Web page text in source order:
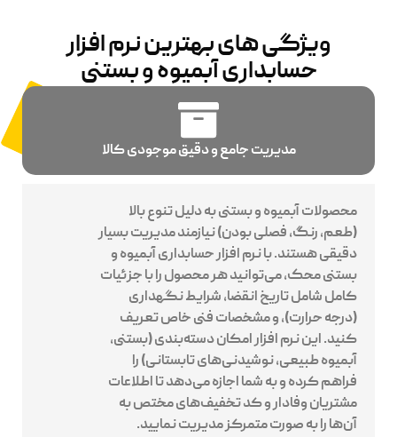
ویژگی های بهترین نرم افزار
حسابداری آبمیوه و بستنی
مدیریت جامع و دقیق موجودی کالا
محصولات آبمیوه و بستنی به دلیل تنوع بالا
(طعم، رنگ، فصلی بودن) نیازمند مدیریت بسیار
دقیقی هستند. با نرم افزار حسابداری آبمیوه و
بستنی محک، می‌توانید هر محصول را با جزئیات
کامل شامل تاریخ انقضا، شرایط نگهداری
(درجه حرارت)، و مشخصات فنی خاص تعریف
کنید. این نرم افزار امکان دسته‌بندی (بستنی،
آبمیوه طبیعی، نوشیدنی‌های تابستانی) را
فراهم کرده و به شما اجازه می‌دهد تا اطلاعات
مشتریان وفادار و کد تخفیف‌های مختص به
آن‌ها را به صورت متمرکز مدیریت نمایید.